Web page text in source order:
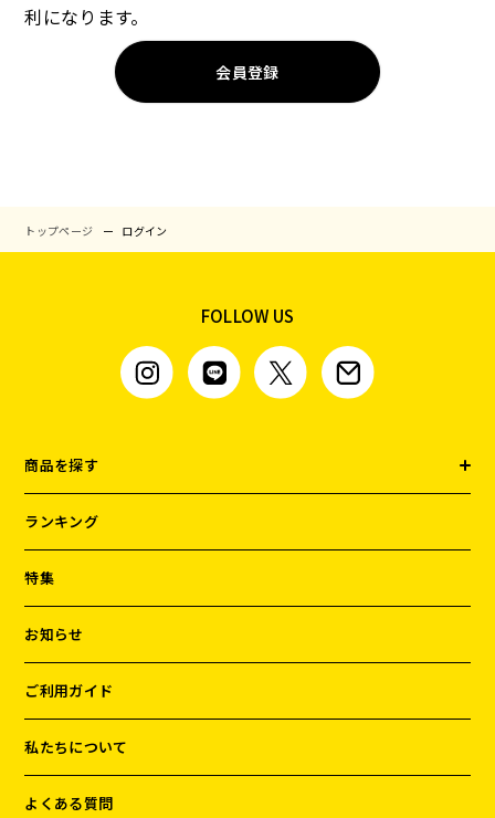
利になります。
会員登録
トップページ ログイン
FOLLOW US
商品を探す
ランキング
特集
お知らせ
ご利用ガイド
私たちについて
よくある質問